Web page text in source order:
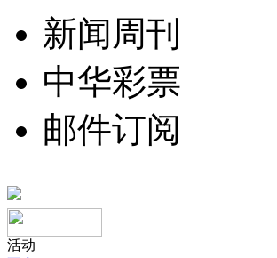
新闻周刊
中华彩票
邮件订阅
活动